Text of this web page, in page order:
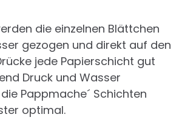
die einzelnen Blättchen
gezogen und direkt auf den
jede Papierschicht gut
Druck und Wasser
Pappmache´ Schichten
optimal.